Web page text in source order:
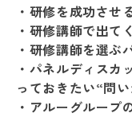
・研修を成功させ
・研修講師で出て
・研修講師を選ぶ
・パネルディスカ
っておきたい“問
・アルーグループ